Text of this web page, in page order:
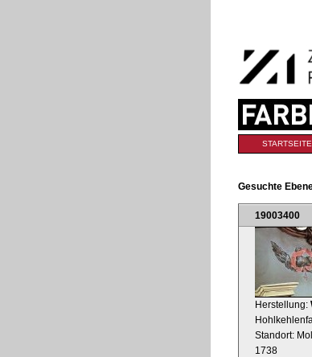
Navigation
Sektionen
STARTSEITE
Gesuchte
19003400
Herstellung:
Standort:
1738